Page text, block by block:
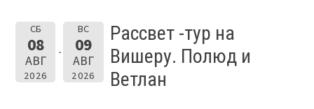
СБ
08
АВГ
2026
ВС
09
АВГ
2026
Рассвет -тур на
Вишеру. Полюд и
Ветлан